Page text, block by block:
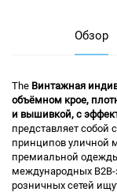
Обзор
The Винтажная
объёмном крое,
и вышивкой, с
представляет собой
принципов уличной
премиальной
международных
розничных сетей